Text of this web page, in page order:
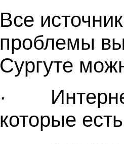
Все
проблемы
Сургуте
· Интернет
которые